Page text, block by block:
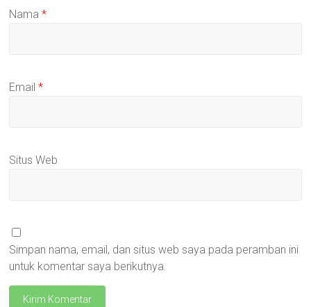
Nama*
Email*
Situs Web
Simpan nama, email, dan situs web saya pada peramban ini
untuk komentar saya berikutnya.